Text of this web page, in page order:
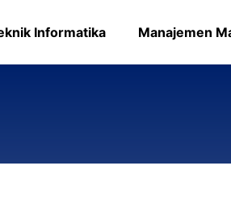
Informatika Manajemen